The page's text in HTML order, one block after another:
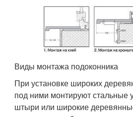
Виды монтажа подоконника
При установке широких
под ними монтируют стальные
штыри или широкие